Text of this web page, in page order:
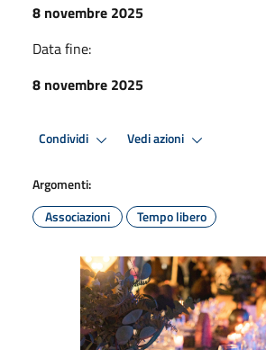
8 novembre 2025
Data fine:
8 novembre 2025
Condividi Vedi azioni
Argomenti:
Associazioni
Tempo libero